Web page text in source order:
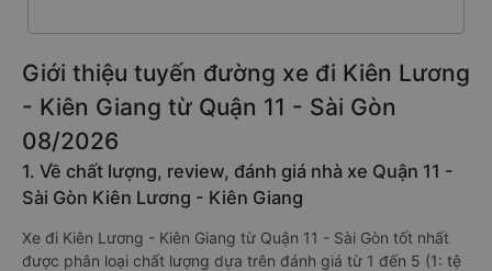
Giới thiệu tuyến đường xe đi Kiên Lương
- Kiên Giang từ Quận 11 - Sài Gòn
08/2026
1. Về chất lượng, review, đánh giá nhà xe Quận 11 -
Sài Gòn Kiên Lương - Kiên Giang
Xe đi Kiên Lương - Kiên Giang từ Quận 11 - Sài Gòn tốt nhất
được phân loại chất lượng dựa trên đánh giá từ 1 đến 5 (1: tệ